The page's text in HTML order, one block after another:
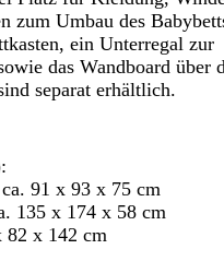
zum Umbau des
ein Unterregal zur
das Wandboard über
separat erhältlich.
91 x 93 x 75 cm
135 x 174 x 58 cm
82 x 142 cm